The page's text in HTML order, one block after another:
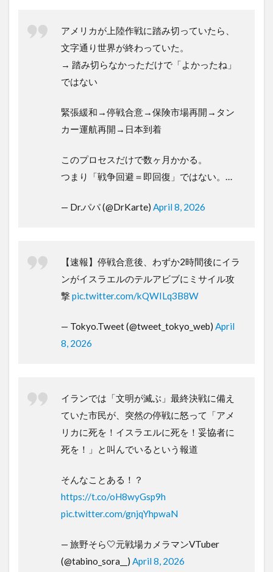
アメリカが上陸作戦に踏み切っていたら、
文字通り世界が終わっていた。
→ 踏み切らなかっただけで「よかったね」
ではない
緊張緩和→停戦合意→保険市場再開→タン
カー運航再開→日本到着
このプロセスだけで数ヶ月かかる。
つまり「戦争回避＝即回復」ではない。…
— Dr.パパ (@DrKarte) April 8, 2026
【速報】停戦合意後、わずか2時間後にイラ
ンがイスラエルのテルアビブにミサイル攻
撃pic.twitter.com/kQWILq3B8W
— Tokyo.Tweet (@tweet_tokyo_web) April
8, 2026
イランでは「文明が滅ぶ」最終決戦に備え
ていた市民が、突然の停戦に怒って「アメ
リカに死を！イスラエルに死を！妥協者に
死を！」と叫んでいるという報道
そんなことある！？
https://t.co/oH8wyGsp9h
pic.twitter.com/gnjqYhpwaN
— 旅野そら🤍元戦場カメラマンVTuber
(@tabino_sora__) April 8, 2026